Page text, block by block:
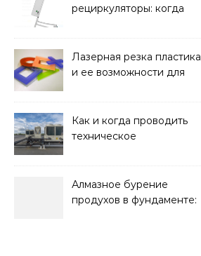
рециркуляторы: когда
Лазерная резка пластика
и ее возможности для
Как и когда проводить
техническое
Алмазное бурение
продухов в фундаменте: